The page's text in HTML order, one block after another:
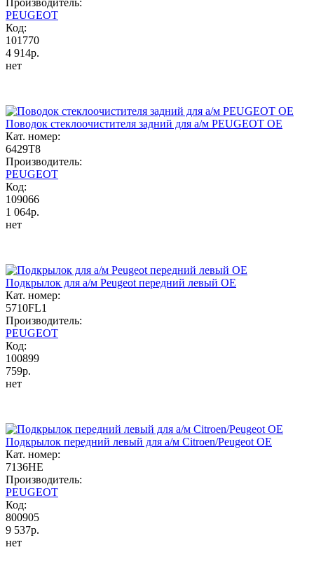
PEUGEOT
Код:
101770
4 914р.
нет
Поводок стеклоочистителя задний для а/м PEUGEOT OE
Кат. номер:
6429T8
Производитель:
PEUGEOT
Код:
109066
1 064р.
нет
Подкрылок для а/м Peugeot передний левый OE
Кат. номер:
5710FL1
Производитель:
PEUGEOT
Код:
100899
759р.
нет
Подкрылок передний левый для а/м Citroen/Peugeot OE
Кат. номер:
7136HE
Производитель:
PEUGEOT
Код:
800905
9 537р.
нет